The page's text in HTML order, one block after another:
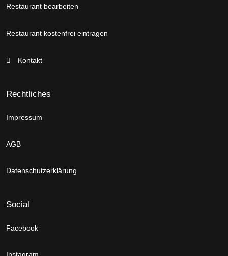
Restaurant bearbeiten
Restaurant kostenfrei eintragen
Kontakt
Rechtliches
Impressum
AGB
Datenschutzerklärung
Social
Facebook